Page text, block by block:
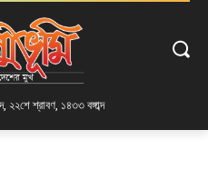
, ২২শে শ্রাবণ, ১৪৩৩ বঙ্গাব্দ